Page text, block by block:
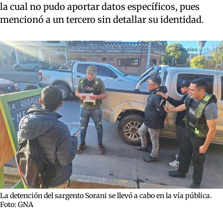
la cual no pudo aportar datos específicos, pues
mencionó a un tercero sin detallar su identidad.
La detención del sargento Sorani se llevó a cabo en la vía pública.
Foto: GNA